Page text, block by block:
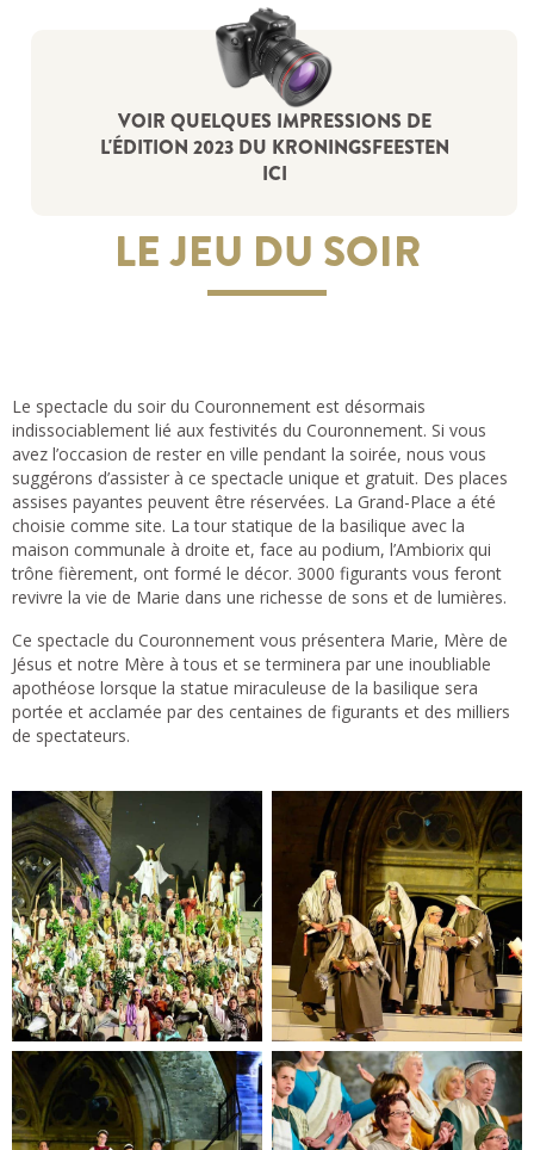
VOIR QUELQUES IMPRESSIONS DE
L'ÉDITION 2023 DU KRONINGSFEESTEN
ICI
LE JEU DU SOIR
Le spectacle du soir du Couronnement est désormais
indissociablement lié aux festivités du Couronnement. Si vous
avez l’occasion de rester en ville pendant la soirée, nous vous
suggérons d’assister à ce spectacle unique et gratuit. Des places
assises payantes peuvent être réservées. La Grand-Place a été
choisie comme site. La tour statique de la basilique avec la
maison communale à droite et, face au podium, l’Ambiorix qui
trône fièrement, ont formé le décor. 3000 figurants vous feront
revivre la vie de Marie dans une richesse de sons et de lumières.
Ce spectacle du Couronnement vous présentera Marie, Mère de
Jésus et notre Mère à tous et se terminera par une inoubliable
apothéose lorsque la statue miraculeuse de la basilique sera
portée et acclamée par des centaines de figurants et des milliers
de spectateurs.